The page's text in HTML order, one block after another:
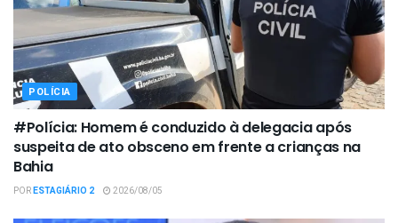
POLÍCIA
#Polícia: Homem é conduzido à delegacia após
suspeita de ato obsceno em frente a crianças na
Bahia
PORESTAGIÁRIO 2 2026/08/05